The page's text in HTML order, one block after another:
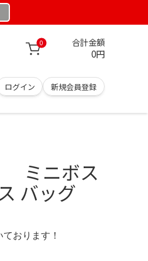
0 合計金額
0円
ログイン 新規会員登録
ミニボス
バッグ
おります！